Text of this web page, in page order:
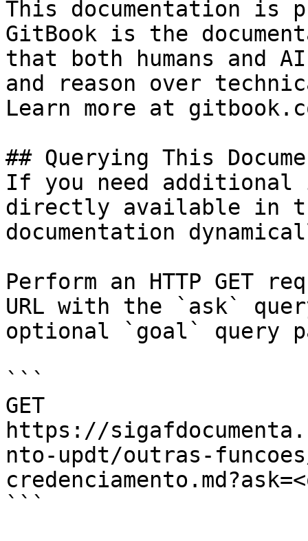
This documentation is
GitBook is the
that both humans and
and reason over
Learn more at
## Querying This
If you need
directly available in
documentation
Perform an HTTP GET
URL with the `ask`
optional `goal` query
```
GET
https://
nto-updt/outras-
```